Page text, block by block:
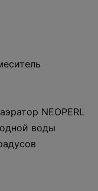
NEOPERL
воды